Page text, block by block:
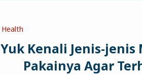
Health
Yuk Kenali Jenis-jenis
Pakainya Agar